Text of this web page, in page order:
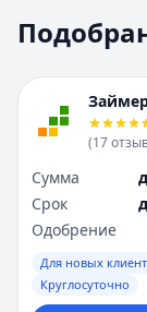
(17
Сумма
Срок
Одобрение
Для новых
Круглосуточно